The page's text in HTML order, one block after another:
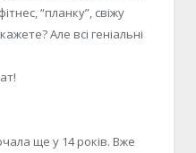
“планку”, свіжу
Але всі геніальні
ще у 14 років. Вже